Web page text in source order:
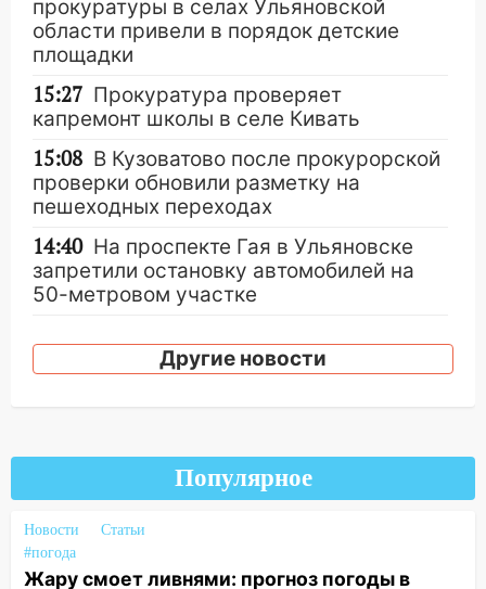
прокуратуры в селах Ульяновской
области привели в порядок детские
площадки
15:27 Прокуратура проверяет
капремонт школы в селе Кивать
15:08 В Кузоватово после прокурорской
проверки обновили разметку на
пешеходных переходах
14:40 На проспекте Гая в Ульяновске
запретили остановку автомобилей на
50-метровом участке
большой фестиваль «Наше время» с
мотофристайлом и концертом
погоды в Ульяновской области на
выходные 8-9 августа
13:30
В Ульяновске транспортные
полицейские проведут акцию «Час
пассажира»
Другие новости
Популярное
Новости
Статьи
#погода
Жару смоет ливнями: прогноз погоды в